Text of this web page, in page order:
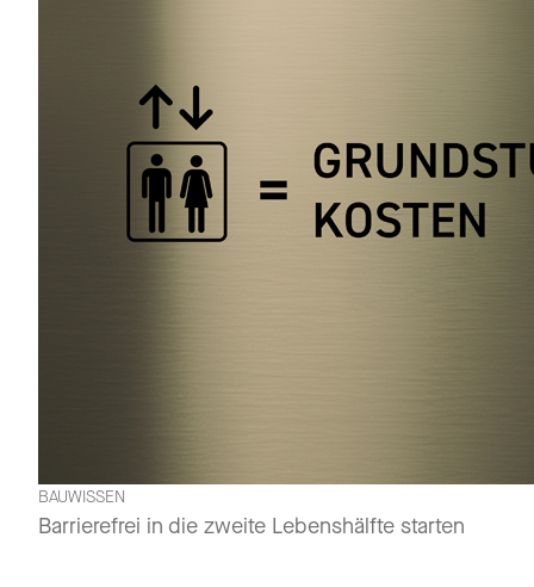
BAUWISSEN
Barrierefrei in die zweite Lebenshälfte starten